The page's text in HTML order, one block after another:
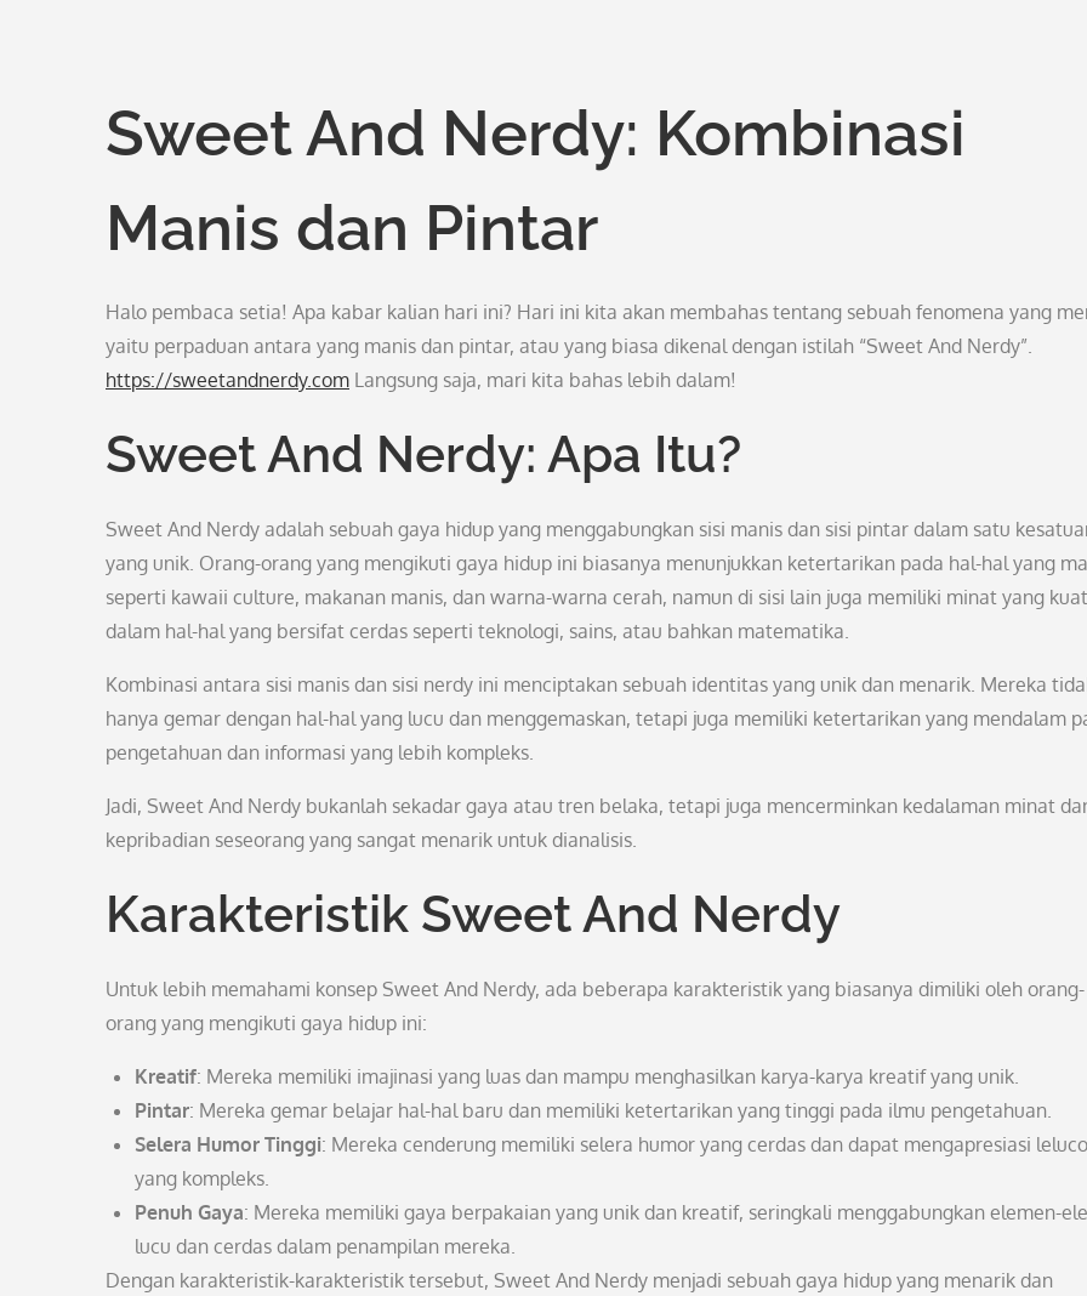
Sweet And Nerdy: Kombinasi
Manis dan Pintar
Halo pembaca setia! Apa kabar kalian hari ini? Hari ini kita akan membahas tentang sebuah fenomena yang
yaitu perpaduan antara yang manis dan pintar, atau yang biasa dikenal dengan istilah “Sweet And Nerdy”.
https://sweetandnerdy.com Langsung saja, mari kita bahas lebih dalam!
Sweet And Nerdy: Apa Itu?
Sweet And Nerdy adalah sebuah gaya hidup yang menggabungkan sisi manis dan sisi pintar dalam satu
yang unik. Orang-orang yang mengikuti gaya hidup ini biasanya menunjukkan ketertarikan pada hal-hal yang
seperti kawaii culture, makanan manis, dan warna-warna cerah, namun di sisi lain juga memiliki minat yang kuat
dalam hal-hal yang bersifat cerdas seperti teknologi, sains, atau bahkan matematika.
Kombinasi antara sisi manis dan sisi nerdy ini menciptakan sebuah identitas yang unik dan menarik. Mereka
hanya gemar dengan hal-hal yang lucu dan menggemaskan, tetapi juga memiliki ketertarikan yang mendalam
pengetahuan dan informasi yang lebih kompleks.
Jadi, Sweet And Nerdy bukanlah sekadar gaya atau tren belaka, tetapi juga mencerminkan kedalaman minat
kepribadian seseorang yang sangat menarik untuk dianalisis.
Karakteristik Sweet And Nerdy
Untuk lebih memahami konsep Sweet And Nerdy, ada beberapa karakteristik yang biasanya dimiliki oleh orang-
orang yang mengikuti gaya hidup ini:
Kreatif: Mereka memiliki imajinasi yang luas dan mampu menghasilkan karya-karya kreatif yang unik.
Pintar: Mereka gemar belajar hal-hal baru dan memiliki ketertarikan yang tinggi pada ilmu pengetahuan.
Selera Humor Tinggi: Mereka cenderung memiliki selera humor yang cerdas dan dapat mengapresiasi
yang kompleks.
Penuh Gaya: Mereka memiliki gaya berpakaian yang unik dan kreatif, seringkali menggabungkan elemen-
lucu dan cerdas dalam penampilan mereka.
Dengan karakteristik-karakteristik tersebut, Sweet And Nerdy menjadi sebuah gaya hidup yang menarik dan